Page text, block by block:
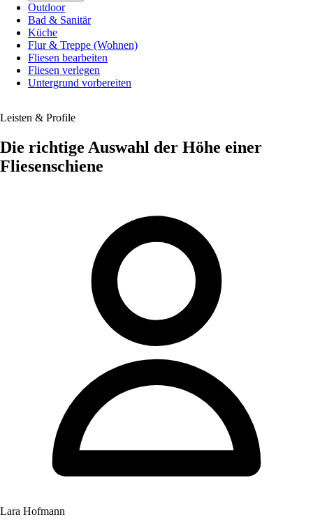
Outdoor
Bad & Sanitär
Küche
Flur & Treppe (Wohnen)
Fliesen bearbeiten
Fliesen verlegen
Untergrund vorbereiten
Leisten & Profile
Die richtige Auswahl der Höhe einer
Fliesenschiene
Lara Hofmann